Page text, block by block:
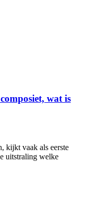
wat is
kijkt vaak als eerste
uitstraling welke